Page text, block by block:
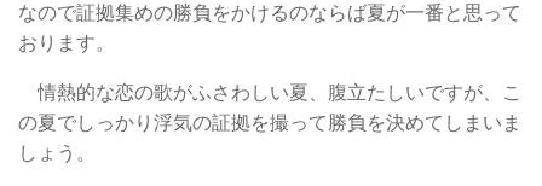
なので証拠集めの勝負をかけるのならば夏が一番と思って
おります。
情熱的な恋の歌がふさわしい夏、腹立たしいですが、こ
の夏でしっかり浮気の証拠を撮って勝負を決めてしまいま
しょう。